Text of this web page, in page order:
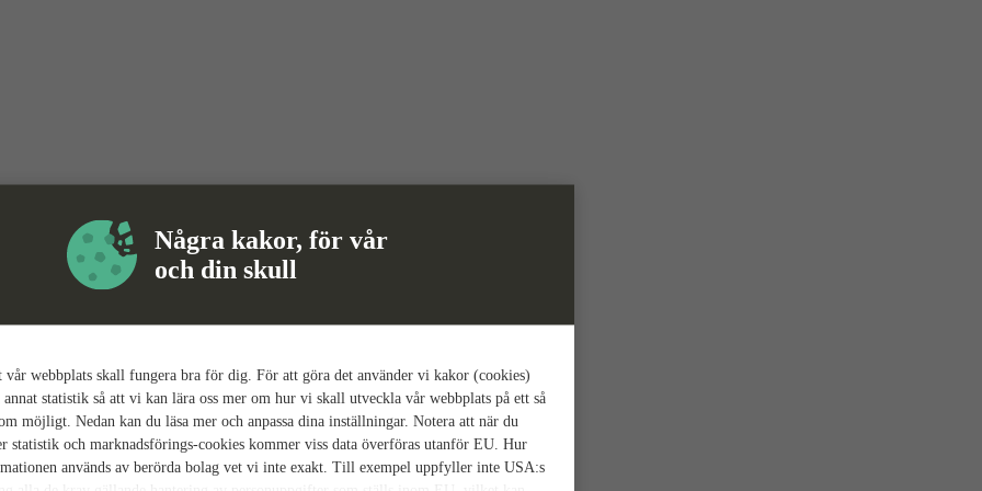
Några kakor, för vår
och din skull
webbplats skall fungera bra för dig. För att göra det använder vi kakor (cookies)
statistik så att vi kan lära oss mer om hur vi skall utveckla vår webbplats på ett så
möjligt. Nedan kan du läsa mer och anpassa dina inställningar. Notera att när du
statistik och marknadsförings-cookies kommer viss data överföras utanför EU. Hur
används av berörda bolag vet vi inte exakt. Till exempel uppfyller inte USA:s